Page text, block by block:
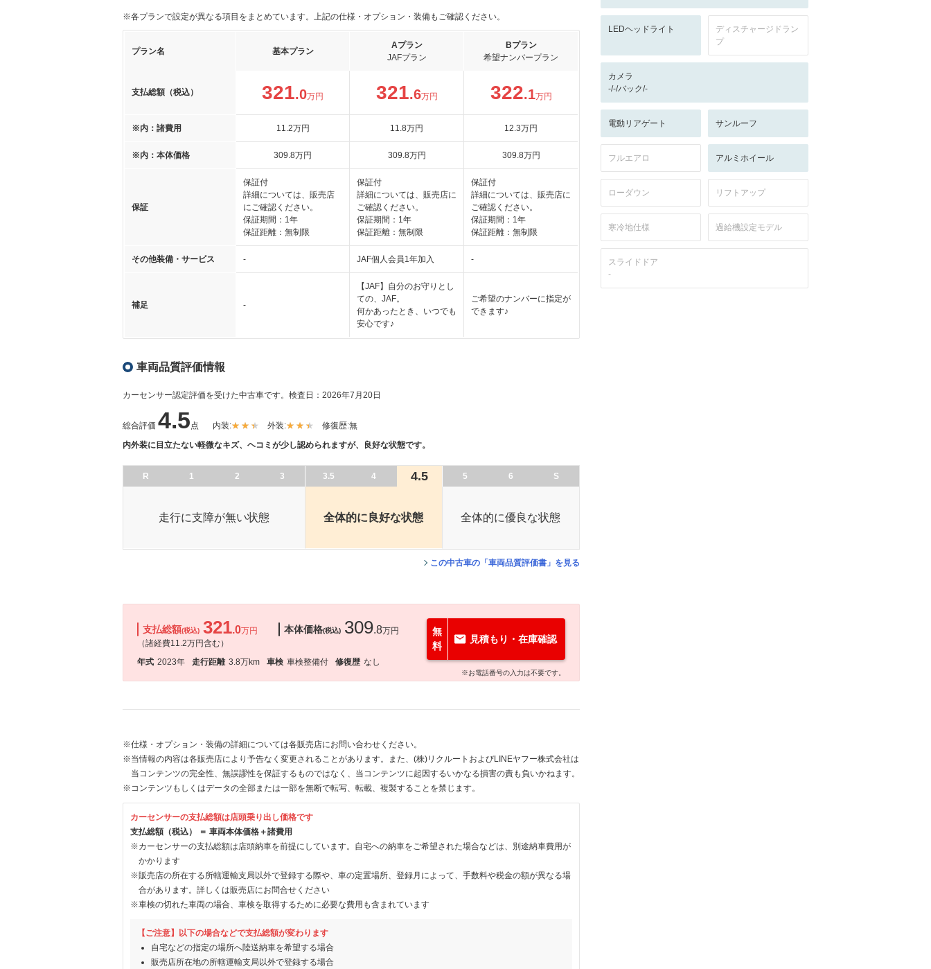
※各プランで設定が異なる項目をまとめています。上記の仕様・オプション・装備もご確認ください。
プラン名 基本プラン
Aプラン
JAFプラン
Bプラン
希望ナンバープラン
支払総額（税込） 321.0万円 321.6万円 322.1万円
※内：諸費用 11.2万円 11.8万円 12.3万円
※内：本体価格 309.8万円 309.8万円 309.8万円
保証
保証付
詳細については、販売店
にご確認ください。
保証期間：1年
保証距離：無制限
保証付
詳細については、販売店に
ご確認ください。
保証期間：1年
保証距離：無制限
保証付
詳細については、販売店に
ご確認ください。
保証期間：1年
保証距離：無制限
その他装備・サービス - JAF個人会員1年加入 -
補足 -
【JAF】自分のお守りとし
ての、JAF。
何かあったとき、いつでも
安心です♪
ご希望のナンバーに指定が
できます♪
車両品質評価情報
カーセンサー認定評価を受けた中古車です。 検査日：2026年7月20日
総合評価 4.5点 内装: 外装: 修復歴:無
内外装に目立たない軽微なキズ、ヘコミが少し認められますが、良好な状態です。
R 1 2 3 3.5 4 4.5 5 6 S
走行に支障が無い状態 全体的に良好な状態 全体的に優良な状態
この中古車の「車両品質評価書」を見る
支払総額(税込) 321.0万円
（諸経費11.2万円含む）
本体価格(税込) 309.8万円
年式 2023年 走行距離 3.8万km 車検 車検整備付 修復歴 なし
無
料
見積もり・在庫確認
※お電話番号の入力は不要です。
※仕様・オプション・装備の詳細については各販売店にお問い合わせください。
※当情報の内容は各販売店により予告なく変更されることがあります。また、(株)リクルートおよびLINEヤフー株式会社は
当コンテンツの完全性、無誤謬性を保証するものではなく、当コンテンツに起因するいかなる損害の責も負いかねます。
※コンテンツもしくはデータの全部または一部を無断で転写、転載、複製することを禁じます。
カーセンサーの支払総額は店頭乗り出し価格です
支払総額（税込） ＝ 車両本体価格＋諸費用
※カーセンサーの支払総額は店頭納車を前提にしています。自宅への納車をご希望された場合などは、別途納車費用が
かかります
※販売店の所在する所轄運輸支局以外で登録する際や、車の定置場所、登録月によって、手数料や税金の額が異なる場
合があります。詳しくは販売店にお問合せください
※車検の切れた車両の場合、車検を取得するために必要な費用も含まれています
【ご注意】以下の場合などで支払総額が変わります
自宅などの指定の場所へ陸送納車を希望する場合
販売店所在地の所轄運輸支局以外で登録する場合
LEDヘッドライト
ディスチャージドラン
プ
カメラ
-/-/バック/-
電動リアゲート サンルーフ
フルエアロ アルミホイール
ローダウン リフトアップ
寒冷地仕様 過給機設定モデル
スライドドア
-